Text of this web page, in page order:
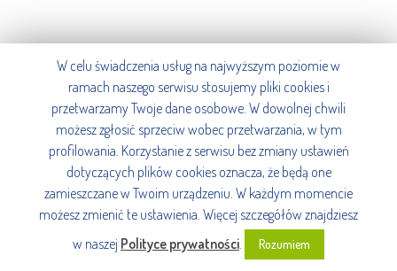
W celu świadczenia usług na najwyższym poziomie w
ramach naszego serwisu stosujemy pliki cookies i
przetwarzamy Twoje dane osobowe. W dowolnej chwili
możesz zgłosić sprzeciw wobec przetwarzania, w tym
profilowania. Korzystanie z serwisu bez zmiany ustawień
dotyczących plików cookies oznacza, że będą one
zamieszczane w Twoim urządzeniu. W każdym momencie
możesz zmienić te ustawienia. Więcej szczegółów znajdziesz
w naszej Polityce prywatności. Rozumiem